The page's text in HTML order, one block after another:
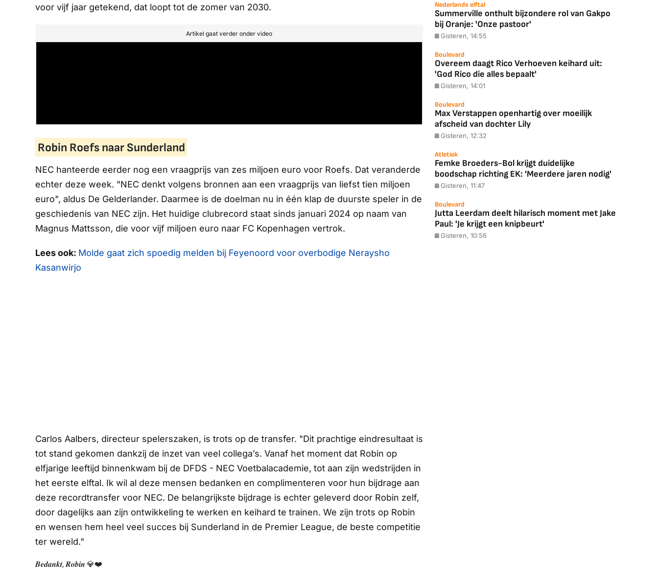
voor vijf jaar getekend, dat loopt tot de zomer van 2030.
Artikel gaat verder onder video
Robin Roefs naar Sunderland
NEC hanteerde eerder nog een vraagprijs van zes miljoen euro voor Roefs. Dat veranderde
echter deze week. "NEC denkt volgens bronnen aan een vraagprijs van liefst tien miljoen
euro", aldus De Gelderlander. Daarmee is de doelman nu in één klap de duurste speler in de
geschiedenis van NEC zijn. Het huidige clubrecord staat sinds januari 2024 op naam van
Magnus Mattsson, die voor vijf miljoen euro naar FC Kopenhagen vertrok.
Lees ook: Molde gaat zich spoedig melden bij Feyenoord voor overbodige Neraysho
Kasanwirjo
Carlos Aalbers, directeur spelerszaken, is trots op de transfer. "Dit prachtige eindresultaat is
tot stand gekomen dankzij de inzet van veel collega’s. Vanaf het moment dat Robin op
elfjarige leeftijd binnenkwam bij de DFDS - NEC Voetbalacademie, tot aan zijn wedstrijden in
het eerste elftal. Ik wil al deze mensen bedanken en complimenteren voor hun bijdrage aan
deze recordtransfer voor NEC. De belangrijkste bijdrage is echter geleverd door Robin zelf,
door dagelijks aan zijn ontwikkeling te werken en keihard te trainen. We zijn trots op Robin
en wensen hem heel veel succes bij Sunderland in de Premier League, de beste competitie
ter wereld."
𝑩𝒆𝒅𝒂𝒏𝒌𝒕, 𝑹𝒐𝒃𝒊𝒏 💎❤️
Nederlands elftal
Summerville onthult bijzondere rol van Gakpo
bij Oranje: 'Onze pastoor'
Gisteren, 14:55
Boulevard
Overeem daagt Rico Verhoeven keihard uit:
'God Rico die alles bepaalt'
Gisteren, 14:01
Boulevard
Max Verstappen openhartig over moeilijk
afscheid van dochter Lily
Gisteren, 12:32
Atletiek
Femke Broeders-Bol krijgt duidelijke
boodschap richting EK: 'Meerdere jaren nodig'
Gisteren, 11:47
Boulevard
Jutta Leerdam deelt hilarisch moment met Jake
Paul: 'Je krijgt een knipbeurt'
Gisteren, 10:56